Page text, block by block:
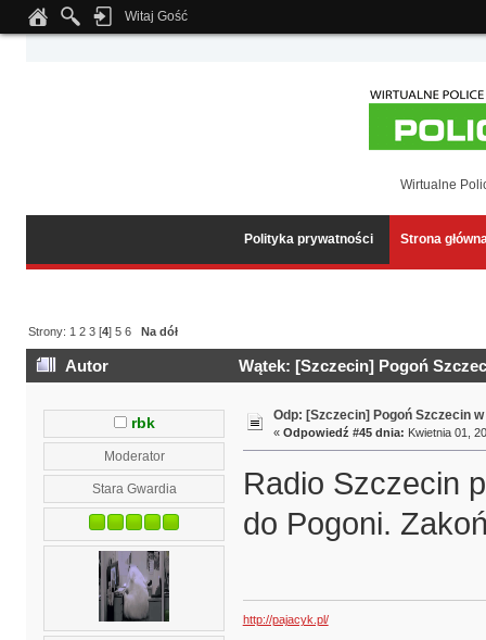
Notice: Undefined index: tapatalk_body_hook in
Witaj Gość
Wirtualne
Polityka prywatności Strona
Strony: 1 2 3 [4]5 6 Na dół
Autor Wątek: [Szczecin] Pogoń
rbk
Moderator
Stara Gwardia
Odp: [Szczecin] Pogoń Szczecin
« Odpowiedź #45 dnia: Kwietnia 01,
Radio Szczecin
do Pogoni.
http://pajacyk.pl/